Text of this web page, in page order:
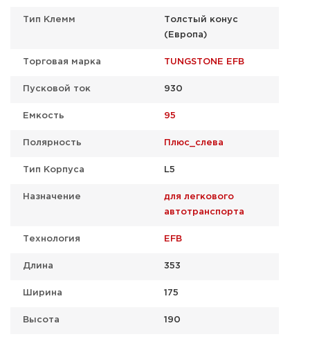
Тип Клемм
Толстый конус
(Европа)
Торговая марка TUNGSTONE EFB
Пусковой ток 930
Емкость 95
Полярность Плюс_слева
Тип Корпуса L5
Назначение
для легкового
автотранспорта
Технология EFB
Длина 353
Ширина 175
Высота 190